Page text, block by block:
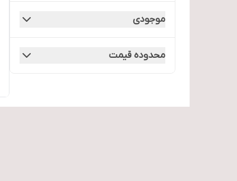
موجودی
محدوده قیمت